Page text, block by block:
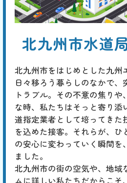
トイ
り低い
基本料
合計
通常、つまった場合は水位が上がるので
いない場合は、タンク内の調整が必要で
は、水面から出たオーバーフロー管に刻
水位が低い場合は、水漏れや排水の問題
北九州市水道
北九州市をはじめとした九州
日々移ろう暮らしのなかで、
トラブル。その不意の焦りや
な時、私たちはそっと寄り添
道指定業者として培ってきた
を込めた接客。それらが、ひ
の安心に変わっていく瞬間を
ました。
北九州市の街の空気や、地域
ムに詳しい私たちだからこそ